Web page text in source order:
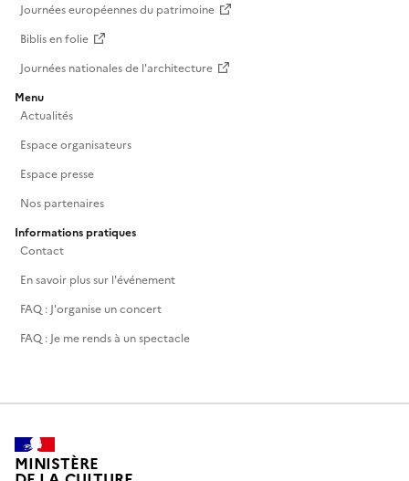
Journées européennes du patrimoine
Biblis en folie
Journées nationales de l'architecture
Menu
Actualités
Espace organisateurs
Espace presse
Nos partenaires
Informations pratiques
Contact
En savoir plus sur l'événement
FAQ : J'organise un concert
FAQ : Je me rends à un spectacle
MINISTÈRE